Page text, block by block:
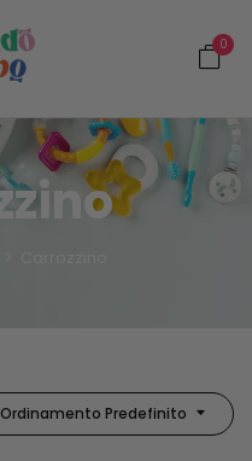
0
Ordinamento Predefinito